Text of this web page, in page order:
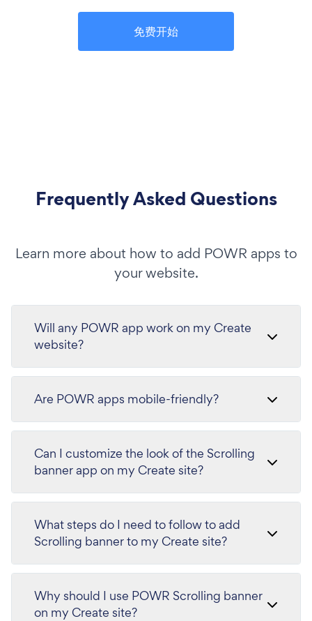
免费开始
Frequently Asked Questions
Learn more about how to add POWR apps to
your website.
Will any POWR app work on my Create
website?
Are POWR apps mobile-friendly?
Can I customize the look of the Scrolling
banner app on my Create site?
What steps do I need to follow to add
Scrolling banner to my Create site?
Why should I use POWR Scrolling banner
on my Create site?